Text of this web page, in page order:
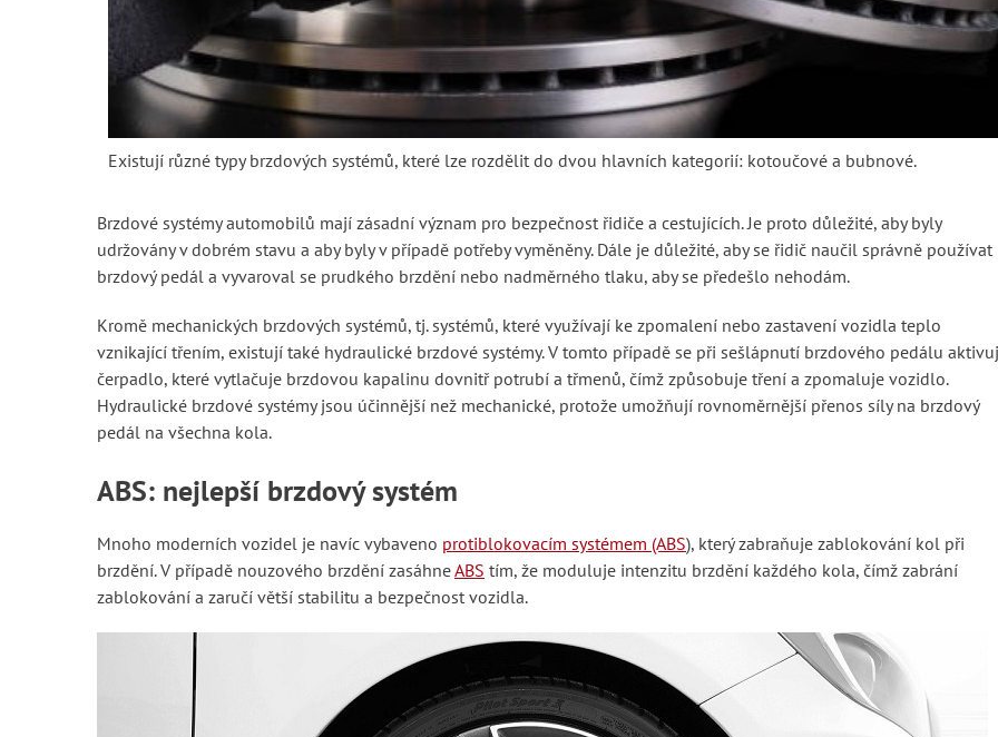
Existují různé typy brzdových systémů, které lze rozdělit do dvou hlavních kategorií: kotoučové a bubnové.
Brzdové systémy automobilů mají zásadní význam pro bezpečnost řidiče a cestujících. Je proto důležité, aby byly
udržovány v dobrém stavu a aby byly v případě potřeby vyměněny. Dále je důležité, aby se řidič naučil správně používat
brzdový pedál a vyvaroval se prudkého brzdění nebo nadměrného tlaku, aby se předešlo nehodám.
Kromě mechanických brzdových systémů, tj. systémů, které využívají ke zpomalení nebo zastavení vozidla teplo
vznikající třením, existují také hydraulické brzdové systémy. V tomto případě se při sešlápnutí brzdového pedálu
čerpadlo, které vytlačuje brzdovou kapalinu dovnitř potrubí a třmenů, čímž způsobuje tření a zpomaluje vozidlo.
Hydraulické brzdové systémy jsou účinnější než mechanické, protože umožňují rovnoměrnější přenos síly na brzdový
pedál na všechna kola.
ABS: nejlepší brzdový systém
Mnoho moderních vozidel je navíc vybaveno protiblokovacím systémem (ABS), který zabraňuje zablokování kol při
brzdění. V případě nouzového brzdění zasáhneABS tím, že moduluje intenzitu brzdění každého kola, čímž zabrání
zablokování a zaručí větší stabilitu a bezpečnost vozidla.